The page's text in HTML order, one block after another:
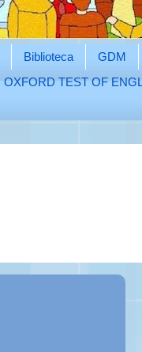
Biblioteca
GDM
OXFORD TEST OF